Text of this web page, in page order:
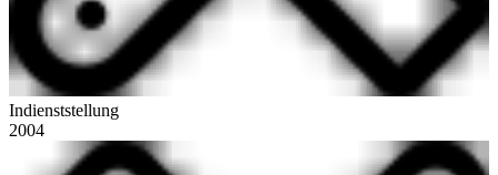
Indienststellung
2004